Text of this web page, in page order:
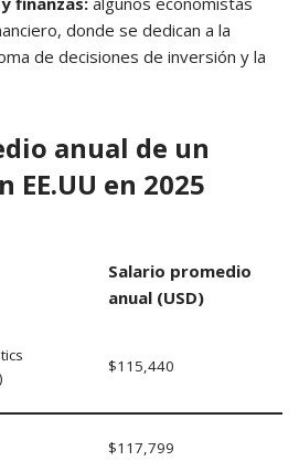
donde se dedican a la
de decisiones de inversión y la
anual de un
EE.UU en 2025
Salario promedio
anual (USD)
$115,440
$117,799